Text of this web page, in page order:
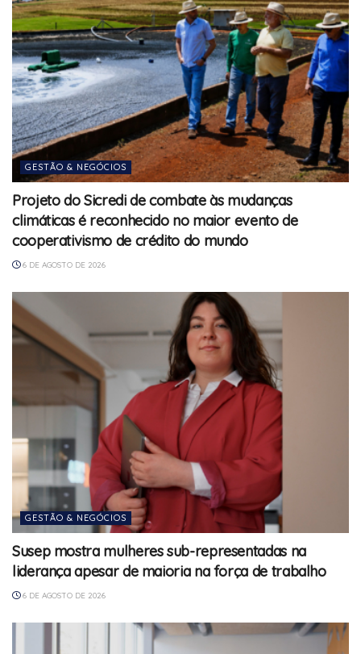
GESTÃO & NEGÓCIOS
Projeto do Sicredi de combate às mudanças
climáticas é reconhecido no maior evento de
cooperativismo de crédito do mundo
6 DE AGOSTO DE 2026
GESTÃO & NEGÓCIOS
Susep mostra mulheres sub-representadas na
liderança apesar de maioria na força de trabalho
6 DE AGOSTO DE 2026